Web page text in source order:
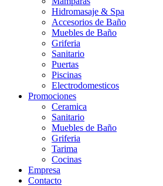
Hidromasaje & Spa
Accesorios de Baño
Muebles de Baño
Griferia
Sanitario
Puertas
Piscinas
Electrodomesticos
Promociones
Ceramica
Sanitario
Muebles de Baño
Griferia
Tarima
Cocinas
Empresa
Contacto